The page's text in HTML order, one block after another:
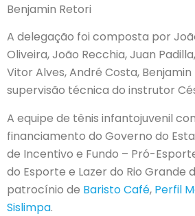
Benjamin Retori
A delegação foi composta por
Oliveira, João Recchia, Juan
Vitor Alves, André Costa,
supervisão técnica do instrutor
A equipe de tênis infantojuvenil
financiamento do Governo do
de Incentivo e Fundo – Pró-
do Esporte e Lazer do Rio Grande
patrocínio de Baristo Café, Perfil
Sislimpa.